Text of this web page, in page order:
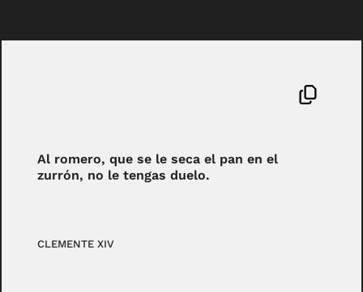
Al romero, que se le seca el pan en el
zurrón, no le tengas duelo.
CLEMENTE XIV